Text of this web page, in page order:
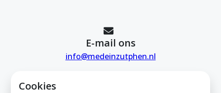
Cookies
E-mail ons
info@medeinzutphen.nl